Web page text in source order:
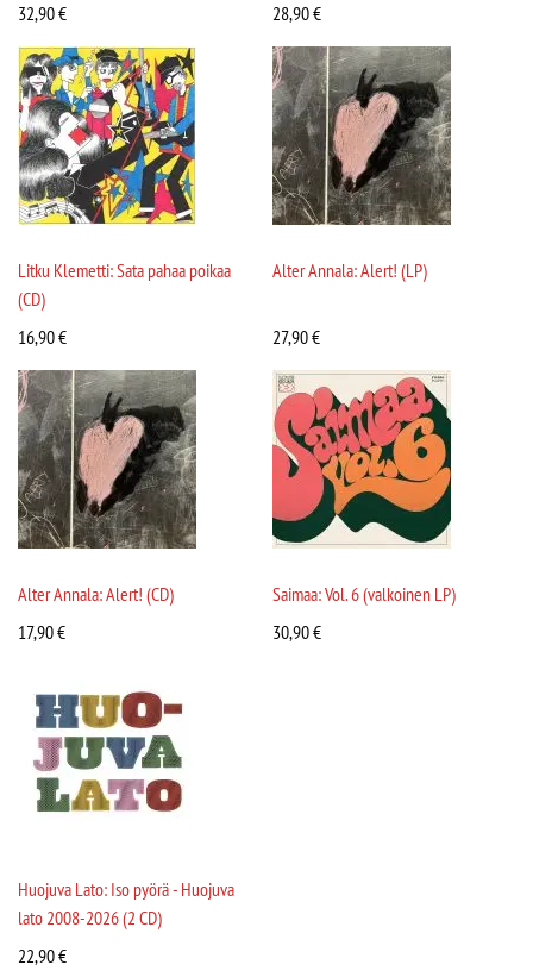
32,90€ 28,90€
Litku Klemetti: Sata pahaa poikaa
(CD)
16,90€
Alter Annala: Alert! (LP)
27,90€
Alter Annala: Alert! (CD)
17,90€
Saimaa: Vol. 6 (valkoinen LP)
30,90€
Huojuva Lato: Iso pyörä - Huojuva
lato 2008-2026 (2 CD)
22,90€